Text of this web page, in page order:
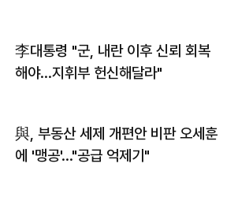
李대통령 "군, 내란 이후 신뢰 회복
해야…지휘부 헌신해달라"
與, 부동산 세제 개편안 비판 오세훈
에 '맹공'…"공급 억제기"